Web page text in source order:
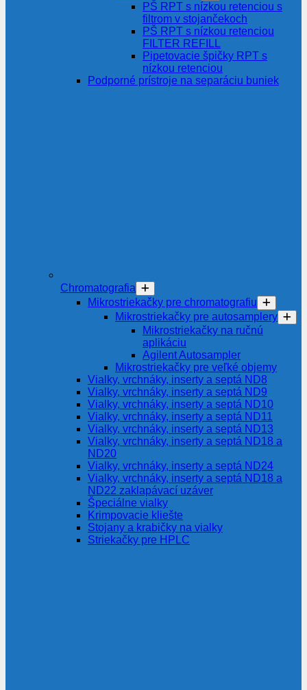
PŠ RPT s nízkou retenciou s
filtrom v stojančekoch
PŠ RPT s nízkou retenciou
FILTER REFILL
Pipetovacie špičky RPT s
nízkou retenciou
Podporné prístroje na separáciu buniek
Chromatografia
Mikrostriekačky pre chromatografiu
Mikrostriekačky pre autosamplery
Mikrostriekačky na ručnú
aplikáciu
Agilent Autosampler
Mikrostriekačky pre veľké objemy
Vialky, vrchnáky, inserty a septá ND8
Vialky, vrchnáky, inserty a septá ND9
Vialky, vrchnáky, inserty a septá ND10
Vialky, vrchnáky, inserty a septá ND11
Vialky, vrchnáky, inserty a septá ND13
Vialky, vrchnáky, inserty a septá ND18 a
ND20
Vialky, vrchnáky, inserty a septá ND24
Vialky, vrchnáky, inserty a septá ND18 a
ND22 zaklapávací uzáver
Špeciálne vialky
Krimpovacie kliešte
Stojany a krabičky na vialky
Striekačky pre HPLC